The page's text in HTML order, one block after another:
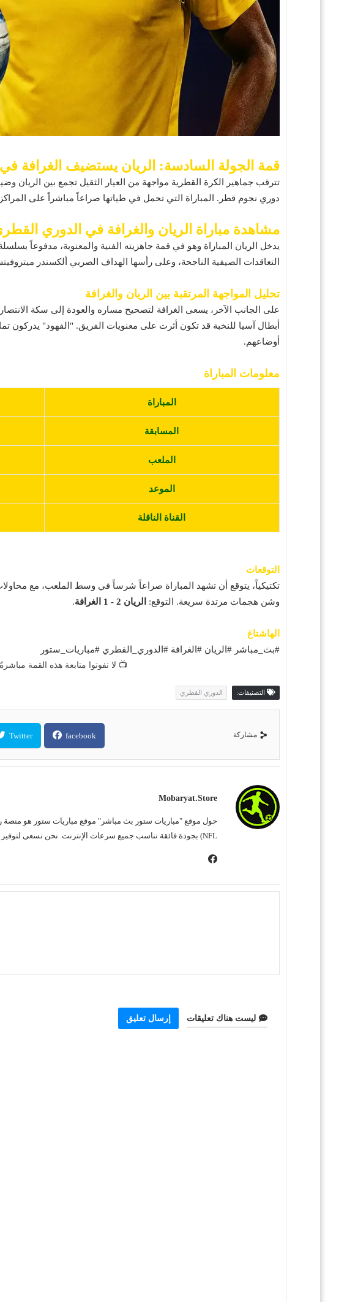
قمة الجولة السادسة: الريان يستضيف الغرافة
تترقب جماهير الكرة القطرية مواجهة من العيار الثقيل تجمع بين
دوري نجوم قطر. المباراة التي تحمل في طياتها صراعاً مباشراً على
مشاهدة مباراة الريان والغرافة في الدوري
يدخل الريان المباراة وهو في قمة جاهزيته الفنية والمعنوية، مدفوعاً
التعاقدات الصيفية الناجحة، وعلى رأسها الهداف الصربي ألكسندر
تحليل المواجهة المرتقبة بين الريان والغرافة
على الجانب الآخر، يسعى الغرافة لتصحيح مساره والعودة إلى سكة
أبطال آسيا للنخبة قد تكون أثرت على معنويات الفريق. "الفهود" يدركون
أوضاعهم.
معلومات المباراة
المباراة
المسابقة
الملعب
الموعد
القناة الناقلة
التوقعات
تكتيكياً، يتوقع أن تشهد المباراة صراعاً شرساً في وسط الملعب، مع
وشن هجمات مرتدة سريعة. التوقع:
الريان 2 - 1 الغرافة .
الهاشتاغ
#بث_مباشر #الريان #الغرافة #الدوري_القطري #مباريات_ستور
📺 لا تفوتوا متابعة هذه القمة
التصنيفات: الدوري القطري
مشاركة facebook
Twitter
Mobaryat.store
NFL) بجودة فائقة تناسب جميع سرعات الإنترنت. نحن نسعى لتوفير تجربة مشاهدة غامرة وسهلة للمشجع العربي، بعيداً عن التعقيد وبأقل قدر من الإعلانات المزعجة.
ليست هناك تعليقات إرسال تعليق